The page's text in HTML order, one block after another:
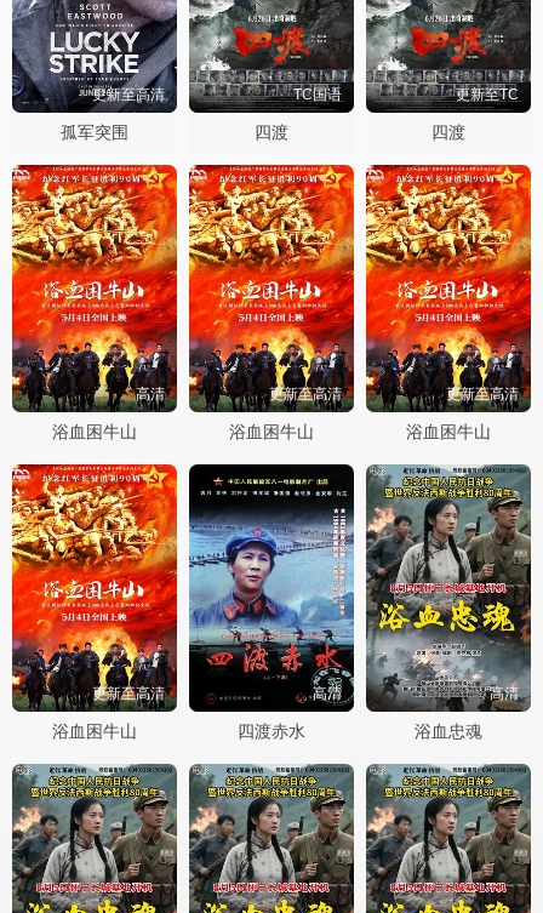
更新至高清
孤军突围
TC国语
四渡
更新至TC
四渡
高清
浴血困牛山
更新至高清
浴血困牛山
更新至高清
浴血困牛山
更新至高清
浴血困牛山
高清
四渡赤水
高清
浴血忠魂